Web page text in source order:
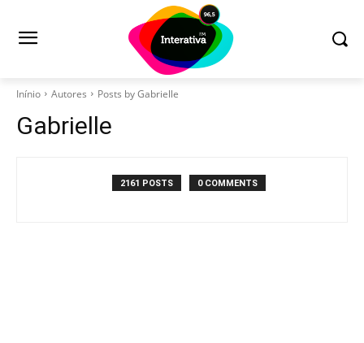
Inínio Autores Posts by Gabrielle
Gabrielle
2161 POSTS 0 COMMENTS